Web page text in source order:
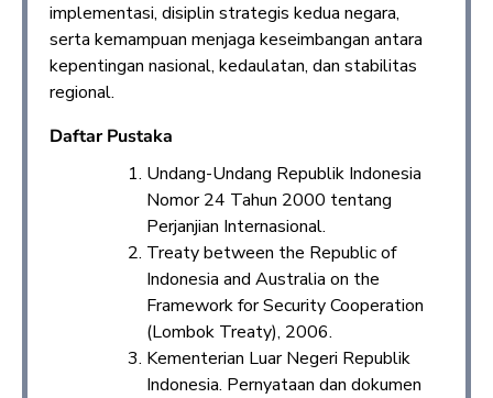
implementasi, disiplin strategis kedua negara,
serta kemampuan menjaga keseimbangan antara
kepentingan nasional, kedaulatan, dan stabilitas
regional.
Daftar Pustaka
Undang-Undang Republik Indonesia
Nomor 24 Tahun 2000 tentang
Perjanjian Internasional.
Treaty between the Republic of
Indonesia and Australia on the
Framework for Security Cooperation
(Lombok Treaty), 2006.
Kementerian Luar Negeri Republik
Indonesia. Pernyataan dan dokumen